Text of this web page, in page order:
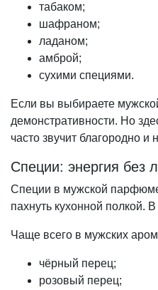
табаком;
шафраном;
ладаном;
амброй;
сухими специями.
Если вы выбираете
демонстративности. Но
часто звучит благородно и
Специи: энергия без
Специи в мужской
пахнуть кухонной полкой.
Чаще всего в мужских
чёрный перец;
розовый перец;